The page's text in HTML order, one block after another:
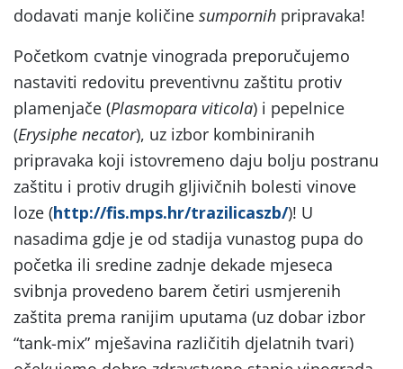
dodavati manje količine sumpornih pripravaka!
Početkom cvatnje vinograda preporučujemo
nastaviti redovitu preventivnu zaštitu protiv
plamenjače (Plasmopara viticola) i pepelnice
(Erysiphe necator), uz izbor kombiniranih
pripravaka koji istovremeno daju bolju postranu
zaštitu i protiv drugih gljivičnih bolesti vinove
loze (http://fis.mps.hr/trazilicaszb/)! U
nasadima gdje je od stadija vunastog pupa do
početka ili sredine zadnje dekade mjeseca
svibnja provedeno barem četiri usmjerenih
zaštita prema ranijim uputama (uz dobar izbor
“tank-mix” mješavina različitih djelatnih tvari)